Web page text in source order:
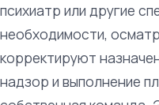
психиатр или другие
необходимости,
корректируют
надзор и выполнение